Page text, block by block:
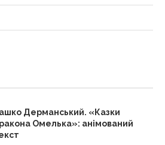
Дерманський. «Казки
Омелька»: анімований